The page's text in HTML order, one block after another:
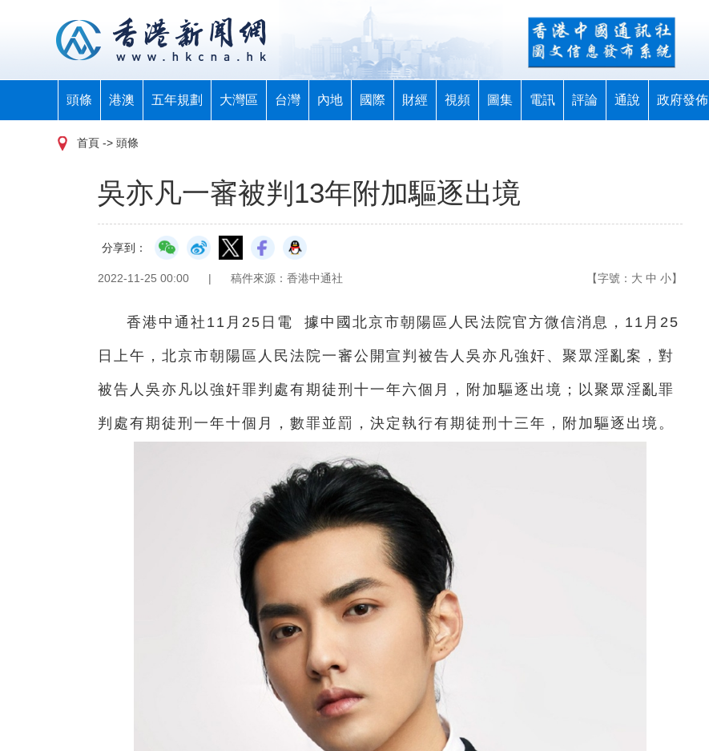
頭條 港澳 五年規劃 大灣區 台灣 內地 國際 財經 視頻 圖集 電訊 評論 通說 政府發佈
首頁 -> 頭條
吳亦凡一審被判13年附加驅逐出境
分享到：
2022-11-25 00:00 | 稿件來源：香港中通社 【字號： 大 中 小】
香港中通社11月25日電 據中國北京市朝陽區人民法院官方微信消息，11月25
日上午，北京市朝陽區人民法院一審公開宣判被告人吳亦凡強奸、聚眾淫亂案，對
被告人吳亦凡以強奸罪判處有期徒刑十一年六個月，附加驅逐出境；以聚眾淫亂罪
判處有期徒刑一年十個月，數罪並罰，決定執行有期徒刑十三年，附加驅逐出境。